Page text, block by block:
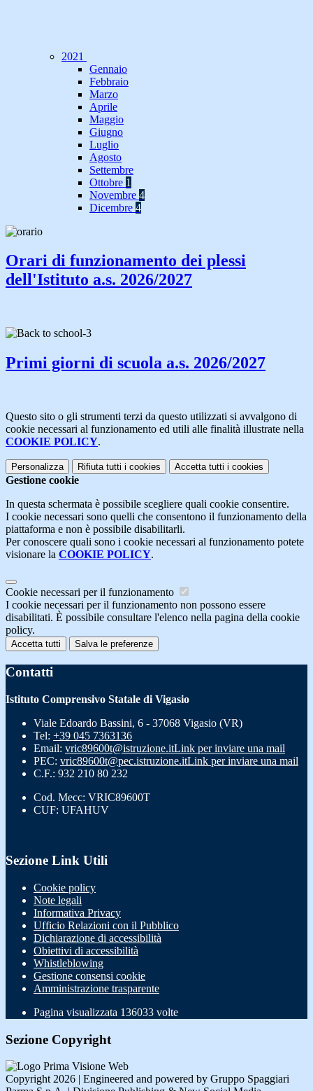
2021
Gennaio
Febbraio
Marzo
Aprile
Maggio
Giugno
Luglio
Agosto
Settembre
Ottobre 1
Novembre 4
Dicembre 4
Orari di funzionamento dei plessi
dell'Istituto a.s. 2026/2027
Primi giorni di scuola a.s. 2026/2027
Questo sito o gli strumenti terzi da questo utilizzati si avvalgono di
cookie necessari al funzionamento ed utili alle finalità illustrate nella
COOKIE POLICY.
Personalizza Rifiuta tutti i cookies Accetta tutti i cookies
Gestione cookie
In questa schermata è possibile scegliere quali cookie consentire.
I cookie necessari sono quelli che consentono il funzionamento della
piattaforma e non è possibile disabilitarli.
Per conoscere quali sono i cookie necessari al funzionamento potete
visionare la COOKIE POLICY.
Cookie necessari per il funzionamento
I cookie necessari per il funzionamento non possono essere
disabilitati. È possibile consultare l'elenco nella pagina della cookie
policy.
Accetta tutti Salva le preferenze
Contatti
Istituto Comprensivo Statale di Vigasio
Viale Edoardo Bassini, 6 - 37068 Vigasio (VR)
Tel: +39 045 7363136
Email: vric89600t@istruzione.itLink per inviare una mail
PEC: vric89600t@pec.istruzione.itLink per inviare una mail
C.F.: 932 210 80 232
Cod. Mecc: VRIC89600T
CUF: UFAHUV
Sezione Link Utili
Cookie policy
Note legali
Informativa Privacy
Ufficio Relazioni con il Pubblico
Dichiarazione di accessibilità
Obiettivi di accessibilità
Whistleblowing
Gestione consensi cookie
Amministrazione trasparente
Pagina visualizzata 136033 volte
Sezione Copyright
Copyright 2026 | Engineered and powered by Gruppo Spaggiari